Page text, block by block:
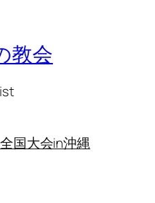
教会
国大会in沖縄